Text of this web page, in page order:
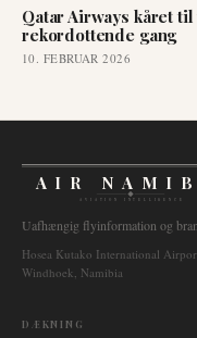
Qatar Airways kåret
rekordottende gang
10. FEBRUAR 2026
AIR
AVIATION INTELLIGENCE
Uafhængig flyinformation og
Hosea Kutako International
Windhoek, Namibia
DÆKNING